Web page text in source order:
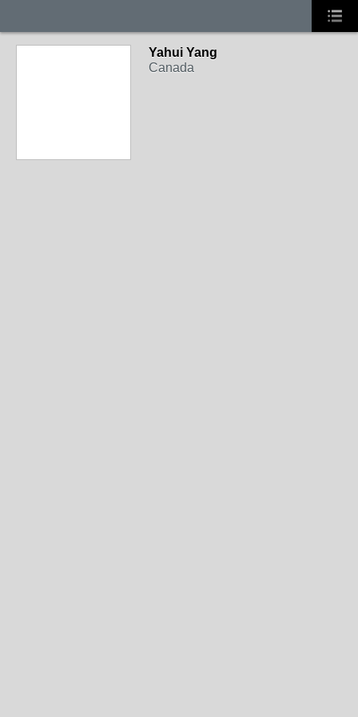
Yahui Yang
Canada